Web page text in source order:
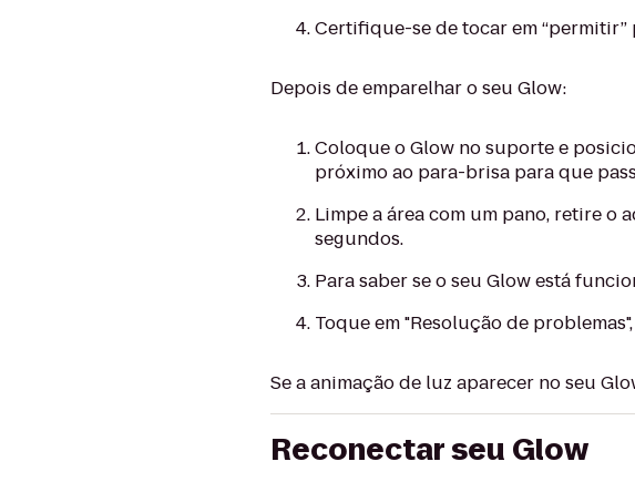
Certifique-se de tocar em
Depois de emparelhar o seu Glow:
Coloque o Glow no suporte e
próximo ao para-brisa para que
Limpe a área com um pano, retire o
segundos.
Para saber se o seu Glow está
Toque em "Resolução de
Se a animação de luz aparecer no seu
Reconectar seu Glow